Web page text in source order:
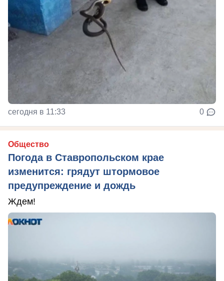
сегодня в 11:33 0
Общество
Погода в Ставропольском крае
изменится: грядут штормовое
предупреждение и дождь
Ждем!